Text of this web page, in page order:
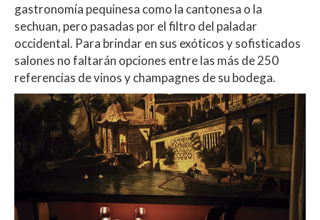
gastronomía pequinesa como la cantonesa o la
sechuan, pero pasadas por el filtro del paladar
occidental. Para brindar en sus exóticos y sofisticados
salones no faltarán opciones entre las más de 250
referencias de vinos y champagnes de su bodega.